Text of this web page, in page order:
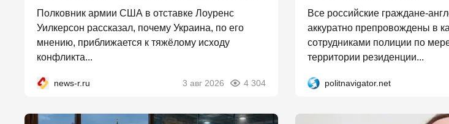
Полковник армии США в отставке Лоуренс
Уилкерсон рассказал, почему Украина, по его
мнению, приближается к тяжёлому исходу
конфликта...
news-r.ru 3 авг 2026 4 304
Все российские граждане-
аккуратно препровождены в
сотрудниками полиции по
территории резиденции...
politnavigator.net